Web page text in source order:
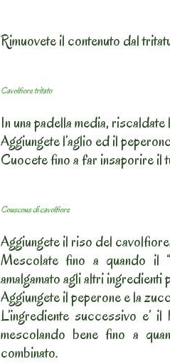
Rimuovete il contenuto dal
Cavolfiore tritato
In una padella media,
Aggiungete l’aglio ed il
Cuocete fino a far insaporire il
Couscous di cavolfiore
Aggiungete il riso del
Mescolate fino a quando il
amalgamato agli altri ingredienti
Aggiungete il peperone e la
L’ingrediente successivo
mescolando bene fino a
combinato.